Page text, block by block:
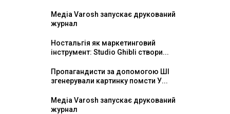
Медіа Varosh запускає друкований
журнал
Ностальгія як маркетинговий
інструмент: Studio Ghibli створи...
Пропагандисти за допомогою ШІ
згенерували картинку помсти У...
Медіа Varosh запускає друкований
журнал